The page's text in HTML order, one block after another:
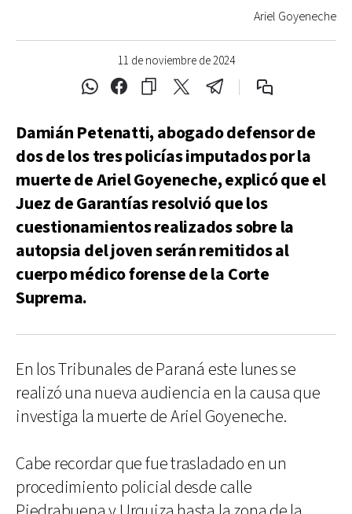
11 de noviembre de 2024
Ariel Goyeneche
Damián Petenatti, abogado defensor de
dos de los tres policías imputados por la
muerte de Ariel Goyeneche, explicó que el
Juez de Garantías resolvió que los
cuestionamientos realizados sobre la
autopsia del joven serán remitidos al
cuerpo médico forense de la Corte
Suprema.
En los Tribunales de Paraná este lunes se
realizó una nueva audiencia en la causa que
investiga la muerte de Ariel Goyeneche.
Cabe recordar que fue trasladado en un
procedimiento policial desde calle